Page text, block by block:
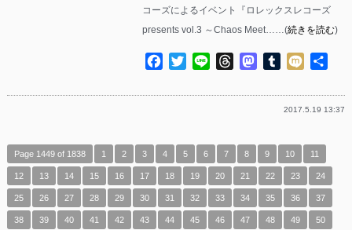
コーズによるイベント『ロレックスレコーズ
presents vol.3 ～Chaos Meet……(続きを読む)
Facebook
TwitterLine ThreadsMastodon
Tumblr
Mixi
2017.5.19 13:37
Page 1449 of 1838 1 2 3 4 5 6 7 8 9 10 11
12 13 14 15 16 17 18 19 20 21 22 23 24
25 26 27 28 29 30 31 32 33 34 35 36 37
38 39 40 41 42 43 44 45 46 47 48 49 50